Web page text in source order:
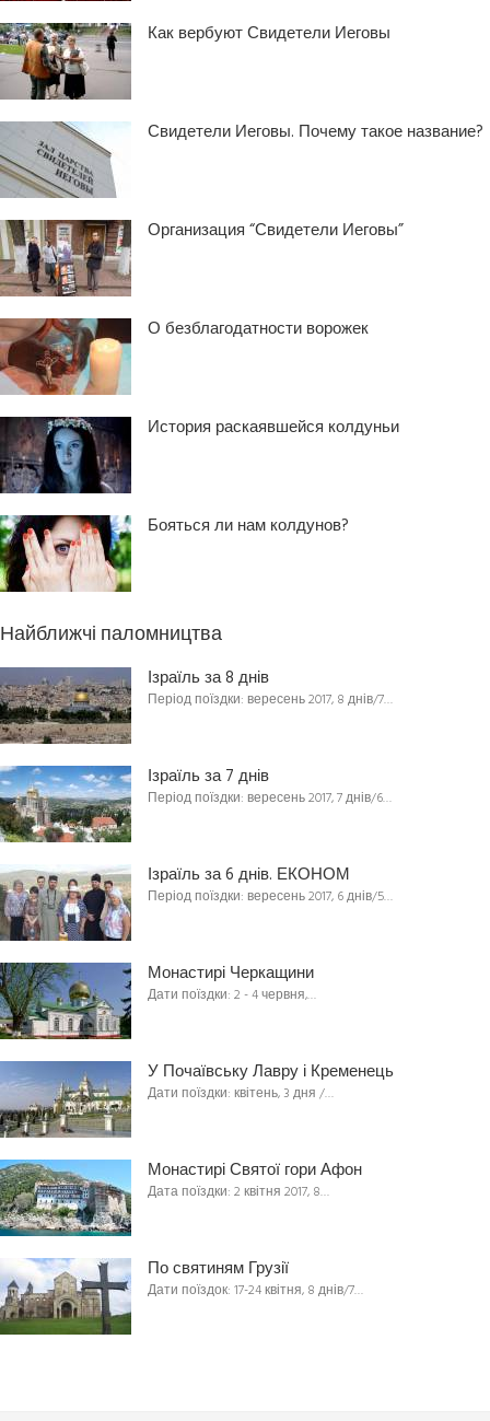
Как вербуют Свидетели Иеговы
Свидетели Иеговы. Почему такое название?
Организация “Свидетели Иеговы”
О безблагодатности ворожек
История раскаявшейся колдуньи
Бояться ли нам колдунов?
Найближчі паломництва
Ізраїль за 8 днів
Період поїздки: вересень 2017, 8 днів/7…
Ізраїль за 7 днів
Період поїздки: вересень 2017, 7 днів/6…
Ізраїль за 6 днів. ЕКОНОМ
Період поїздки: вересень 2017, 6 днів/5…
Монастирі Черкащини
Дати поїздки: 2 - 4 червня,…
У Почаївську Лавру і Кременець
Дати поїздки: квітень, 3 дня /…
Монастирі Святої гори Афон
Дата поїздки: 2 квітня 2017, 8…
По святиням Грузії
Дати поїздок: 17-24 квітня, 8 днів/7…